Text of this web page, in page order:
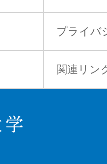
プライバ
関連リン